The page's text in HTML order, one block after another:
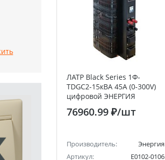
ЛАТР Black Series 1Ф-
TDGC2-15кВА 45А (0-300V)
цифровой ЭНЕРГИЯ
76960.99 ₽/шт
Производитель:
Энергия
Артикул:
Е0102-0106